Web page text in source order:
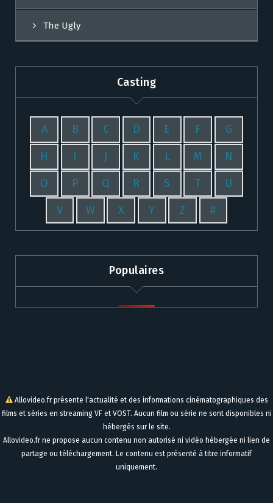
The Ugly
Casting
A B C D E F G
H I J K L M N
O P Q R S T U
V W X Y Z #
Populaires
Allovideo.fr présente l'actualité et des informations cinématographiques des
films et séries en streaming VF et VOST. Aucun film ou série ne sont disponibles ni
hébergés sur le site.
Allovideo.fr ne propose aucun contenu non autorisé ni vidéo hébergée ni lien de
partage ou téléchargement. Le contenu est présenté à titre informatif
uniquement.